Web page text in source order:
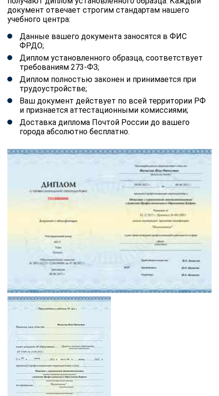
документ отвечает строгим стандартам нашего
учебного центра:
Данные вашего документа заносятся в ФИС
ФРДО;
Диплом установленного образца, соответствует
требованиям 273-ФЗ;
Диплом полностью законен и принимается при
трудоустройстве;
Ваш документ действует по всей территории РФ
и признается аттестационными комиссиями;
Доставка диплома Почтой России до вашего
города абсолютно бесплатно.